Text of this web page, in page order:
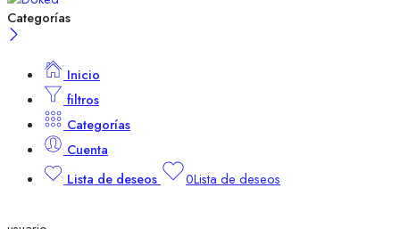
Categorías
Inicio
filtros
Categorías
Cuenta
Lista de deseos
0Lista de deseos